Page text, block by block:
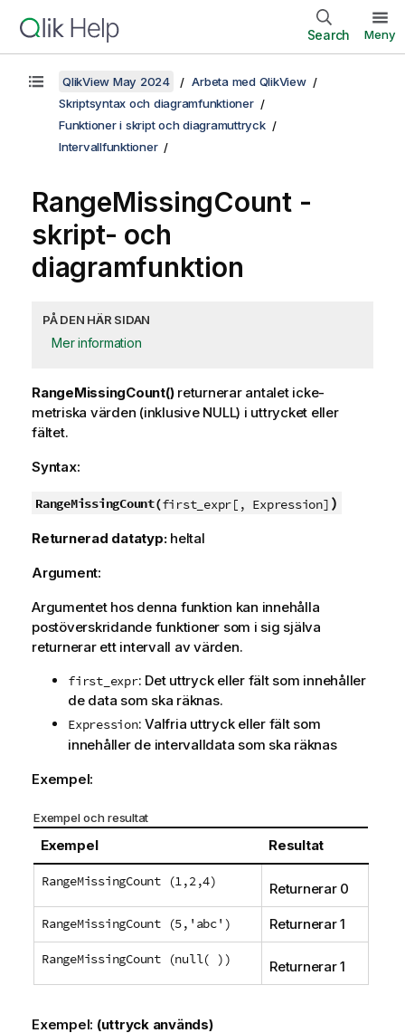
Search Meny
QlikView May 2024
Arbeta med QlikView
Skriptsyntax och diagramfunktioner
Funktioner i skript och diagramuttryck
Intervallfunktioner
RangeMissingCount-
skript- och
diagramfunktion
PÅ DEN HÄR SIDAN
Mer information
RangeMissingCount()returnerar antalet icke-
metriska värden (inklusive NULL) i uttrycket eller
fältet.
Syntax:
RangeMissingCount(first_expr[, Expression] )
Returnerad datatyp: heltal
Argument:
Argumentet hos denna funktion kan innehålla
postöverskridande funktioner som i sig själva
returnerar ett intervall av värden.
first_expr: Det uttryck eller fält som innehåller
de data som ska räknas.
Expression: Valfria uttryck eller fält som
innehåller de intervalldata som ska räknas
Exempel:
Exempel och resultat
Exempel Resultat
RangeMissingCount (1,2,4) Returnerar 0
RangeMissingCount (5,'abc') Returnerar 1
RangeMissingCount (null( )) Returnerar 1
Exempel: (uttryck används)